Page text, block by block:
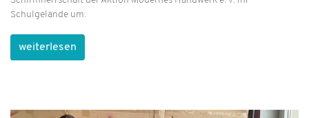
Schulgelände um.
weiterlesen